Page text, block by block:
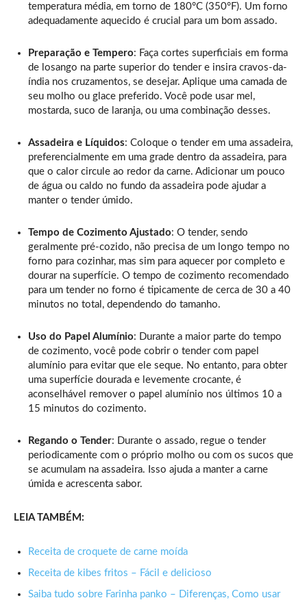
temperatura média, em torno de 180°C (350°F). Um forno
adequadamente aquecido é crucial para um bom assado.
Preparação e Tempero: Faça cortes superficiais em forma
de losango na parte superior do tender e insira cravos-da-
índia nos cruzamentos, se desejar. Aplique uma camada de
seu molho ou glace preferido. Você pode usar mel,
mostarda, suco de laranja, ou uma combinação desses.
Assadeira e Líquidos: Coloque o tender em uma assadeira,
preferencialmente em uma grade dentro da assadeira, para
que o calor circule ao redor da carne. Adicionar um pouco
de água ou caldo no fundo da assadeira pode ajudar a
manter o tender úmido.
Tempo de Cozimento Ajustado: O tender, sendo
geralmente pré-cozido, não precisa de um longo tempo no
forno para cozinhar, mas sim para aquecer por completo e
dourar na superfície. O tempo de cozimento recomendado
para um tender no forno é tipicamente de cerca de 30 a 40
minutos no total, dependendo do tamanho.
Uso do Papel Alumínio: Durante a maior parte do tempo
de cozimento, você pode cobrir o tender com papel
alumínio para evitar que ele seque. No entanto, para obter
uma superfície dourada e levemente crocante, é
aconselhável remover o papel alumínio nos últimos 10 a
15 minutos do cozimento.
Regando o Tender: Durante o assado, regue o tender
periodicamente com o próprio molho ou com os sucos que
se acumulam na assadeira. Isso ajuda a manter a carne
úmida e acrescenta sabor.
LEIA TAMBÉM:
Receita de croquete de carne moída
Receita de kibes fritos – Fácil e delicioso
Saiba tudo sobre Farinha panko – Diferenças, Como usar